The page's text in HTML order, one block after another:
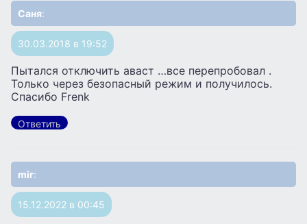
Саня:
30.03.2018 в 19:52
Пытался отключить аваст …все перепробовал .
Только через безопасный режим и получилось.
Спасибо Frenk
Ответить
mir:
15.12.2022 в 00:45